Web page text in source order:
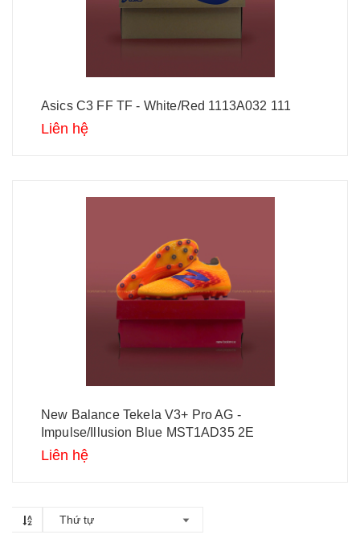
Asics C3 FF TF - White/Red 1113A032 111
Liên hệ
New Balance Tekela V3+ Pro AG -
Impulse/Illusion Blue MST1AD35 2E
Liên hệ
Thứ tự